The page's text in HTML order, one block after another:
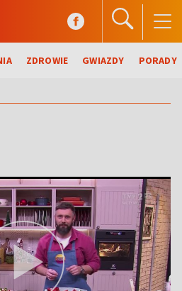
ZDROWIE GWIAZDY PORADY